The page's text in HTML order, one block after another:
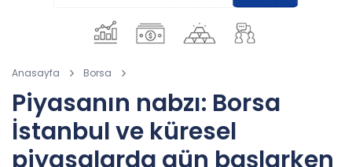
Anasayfa Borsa
Piyasanın nabzı: Borsa
İstanbul ve küresel
piyasalarda gün başlarken